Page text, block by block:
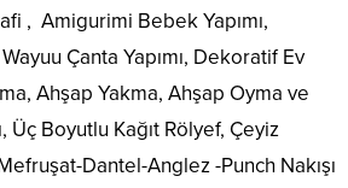
, Amigurimi Bebek Yapımı,
Çanta Yapımı, Dekoratif Ev
Ahşap Yakma, Ahşap Oyma ve
Üç Boyutlu Kağıt Rölyef, Çeyiz
Dantel-Anglez -Punch Nakışı